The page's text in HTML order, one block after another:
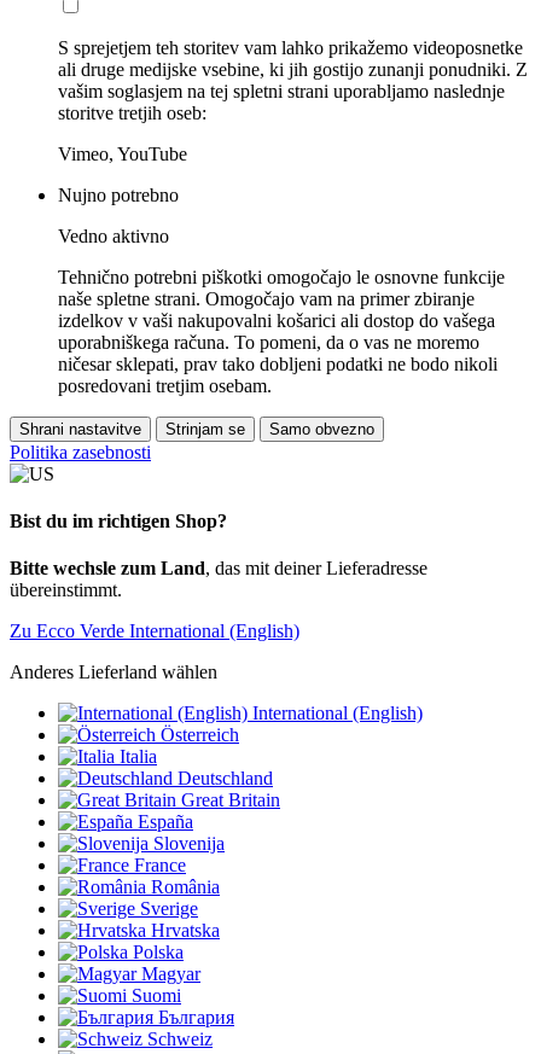
S sprejetjem teh storitev vam lahko prikažemo videoposnetke
ali druge medijske vsebine, ki jih gostijo zunanji ponudniki. Z
vašim soglasjem na tej spletni strani uporabljamo naslednje
storitve tretjih oseb:
Vimeo, YouTube
Nujno potrebno
Vedno aktivno
Tehnično potrebni piškotki omogočajo le osnovne funkcije
naše spletne strani. Omogočajo vam na primer zbiranje
izdelkov v vaši nakupovalni košarici ali dostop do vašega
uporabniškega računa. To pomeni, da o vas ne moremo
ničesar sklepati, prav tako dobljeni podatki ne bodo nikoli
posredovani tretjim osebam.
Shrani nastavitve Strinjam se Samo obvezno
Politika zasebnosti
Bist du im richtigen Shop?
Bitte wechsle zum Land, das mit deiner Lieferadresse
übereinstimmt.
Zu Ecco Verde International (English)
Anderes Lieferland wählen
International (English)
Österreich
Italia
Deutschland
Great Britain
España
Slovenija
France
România
Sverige
Hrvatska
Polska
Magyar
Suomi
България
Schweiz